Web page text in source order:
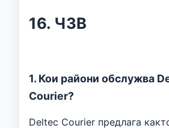
16. ЧЗВ
1. Кои райони обслужва
Courier?
Deltec Courier предлага